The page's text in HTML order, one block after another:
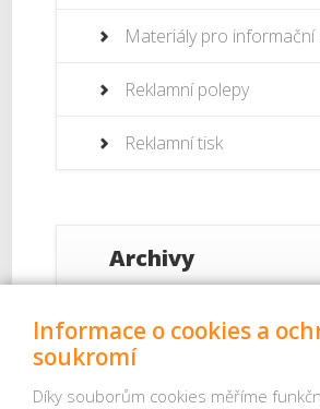
Materiály pro informační
Reklamní polepy
Reklamní tisk
Archivy
Září 2017
Informace o cookies a
soukromí
Díky souborům cookies měříme